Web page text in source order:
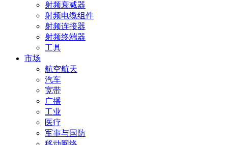
射频衰减器
射频电缆组件
射频连接器
射频终端器
工具
市场
航空航天
汽车
宽带
广播
工业
医疗
军事与国防